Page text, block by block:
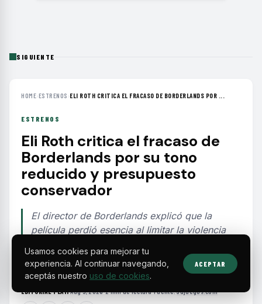
SIGUIENTE
HOME›ESTRENOS ›ELI ROTH CRITICA EL FRACASO DE BORDERLANDS POR ...
ESTRENOS
Eli Roth critica el fracaso de
Borderlands por su tono
reducido y presupuesto
conservador
El director de Borderlands explicó que la
película perdió esencia al limitar la violencia
alejó a los fans del videojuego.
EDITORIAL TEAM·Aug 5, 2026·2 min de lectura·Fuente:3djuegos.com
Usamos cookies para mejorar tu
experiencia. Al continuar navegando,
aceptás nuestro uso de cookies.
ACEPTAR